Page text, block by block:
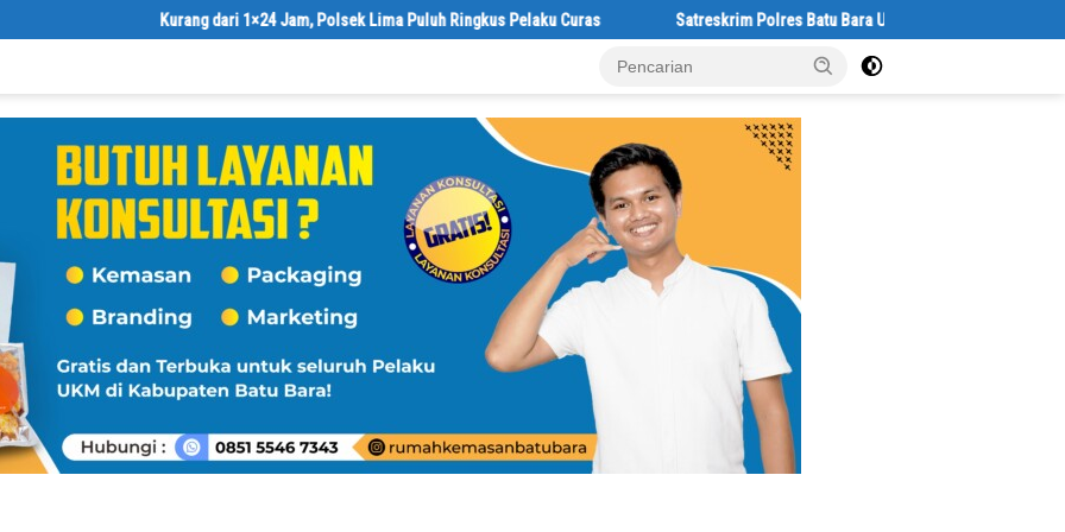
Kurang dari 1×24 Jam, Polsek Lima Puluh Ringkus Pelaku Curas Satreskrim Polres Batu Bara Ungkap Kasus Curat, Tiga Pelaku